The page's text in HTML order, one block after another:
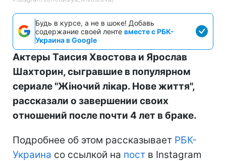
Будь в курсе, а не в шоке! Добавь
содержание своей ленте вместе с РБК-
Украина в Google
Актеры Таисия Хвостова и Ярослав
Шахторин, сыгравшие в популярном
сериале "Жіночий лікар. Нове життя",
рассказали о завершении своих
отношений после почти 4 лет в браке.
Подробнее об этом рассказывает РБК-
Украина со ссылкой на пост в Instagram